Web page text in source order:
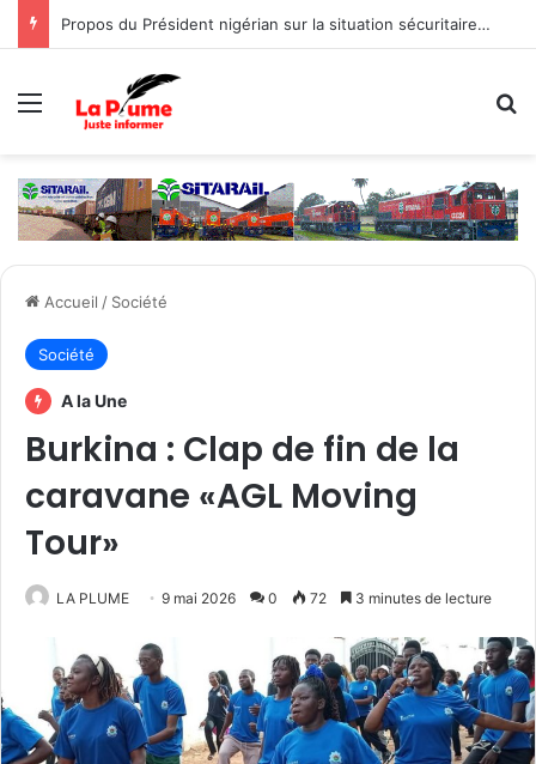
Propos du Président nigérian sur la situation sécuritaire dans l’AES : le Burkina Faso, le Mali et le Niger expriment leur profond regret
Menu
Accueil / Société
Société
A la Une
Burkina : Clap de fin de la
caravane «AGL Moving
Tour»
LA PLUME 9 mai 2026 0 72 3 minutes de lecture